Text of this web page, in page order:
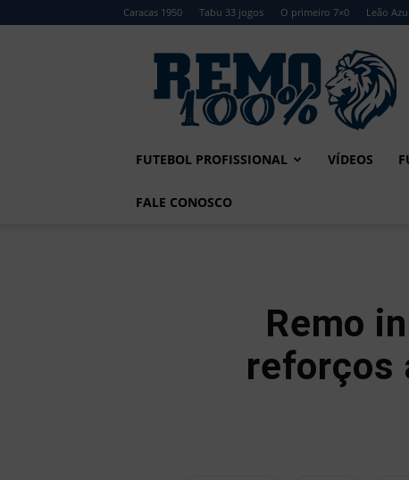
Caracas 1950 Tabu 33 jogos O primeiro 7×0 Leão
Remo
FUTEBOL PROFISSIONAL VÍDEOS
FALE CONOSCO
Remo
reforços